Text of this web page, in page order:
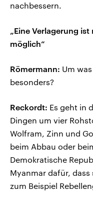
nachbessern.
„Eine Verlagerung
möglich“
Römermann: Um
besonders?
Reckordt: Es geht in
Dingen um vier
Wolfram, Zinn und
beim Abbau oder
Demokratische
Myanmar dafür,
zum Beispiel